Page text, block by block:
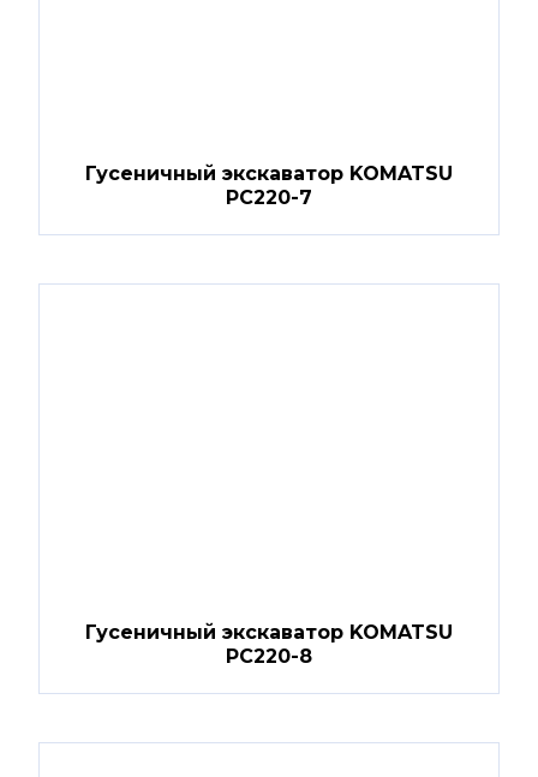
Гусеничный экскаватор KOMATSU
PC220-7
Гусеничный экскаватор KOMATSU
PC220-8